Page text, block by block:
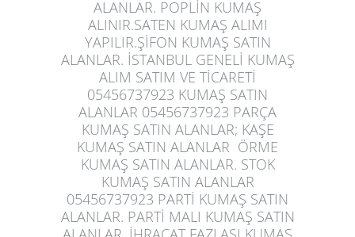
ALANLAR. POPLİN KUMAŞ
ALINIR.SATEN KUMAŞ ALIMI
YAPILIR.ŞİFON KUMAŞ SATIN
ALANLAR. İSTANBUL GENELİ KUMAŞ
ALIM SATIM VE TİCARETİ
05456737923 KUMAŞ SATIN
ALANLAR 05456737923 PARÇA
KUMAŞ SATIN ALANLAR; KAŞE
KUMAŞ SATIN ALANLAR ÖRME
KUMAŞ SATIN ALANLAR. STOK
KUMAŞ SATIN ALANLAR
05456737923 PARTİ KUMAŞ SATIN
ALANLAR. PARTİ MALI KUMAŞ SATIN